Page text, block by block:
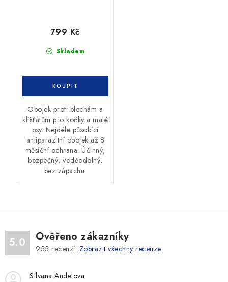
Skladem
799 Kč
Obojek proti blechám a
klíšťatům pro kočky a malé
psy. Nejdéle působící
antiparazitní obojek až 8
měsíční ochrana. Účinný,
bezpečný, voděodolný,
bez zápachu.
5.0 Ověřeno zákazníky
955 recenzí. Zobrazit všechny recenze
Silvana Andelova